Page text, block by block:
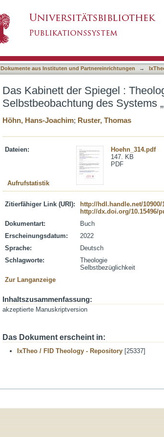
Dokumente aus Instituten und Partnereinrichtungen →
Das Kabinett der Spiegel :
Selbstbeobachtung des Systems
Höhn, Hans-Joachim; Ruster, Thomas
Dateien:
Hoehn_314.pdf
147. KB
PDF
Aufrufstatistik
Zitierfähiger Link (URI):
http://hdl.handle.net/10900/
http://dx.doi.org/10.15496/
Dokumentart:
Buch
Erscheinungsdatum:
2022
Sprache:
Deutsch
Schlagworte:
Theologie
Selbstbezüglichkeit
Zur Langanzeige
Inhaltszusammenfassung:
akzeptierte Manuskriptversion
Das Dokument erscheint in:
IxTheo / FID Theology - Repository [25337]